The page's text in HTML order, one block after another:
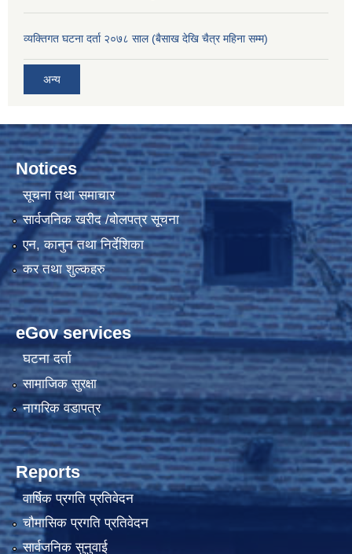
व्यक्तिगत घटना दर्ता २०७८ साल (बैसाख देखि चैत्र महिना सम्म)
अन्य
Notices
सूचना तथा समाचार
सार्वजनिक खरीद /बोलपत्र सूचना
एन, कानुन तथा निर्देशिका
कर तथा शुल्कहरु
eGov services
घटना दर्ता
सामाजिक सुरक्षा
नागरिक वडापत्र
Reports
वार्षिक प्रगति प्रतिवेदन
चौमासिक प्रगति प्रतिवेदन
सार्वजनिक सुनुवाई